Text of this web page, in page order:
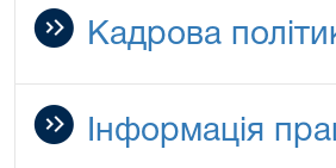
Кадрова
Інформація